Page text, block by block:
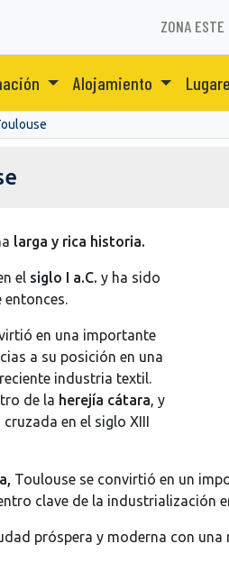
ZONA ESTE
Alojamiento
larga y rica historia.
el siglo I a.C. y ha sido
entonces.
en una importante
a su posición en una
industria textil.
de la herejía cátara, y
en el siglo XIII
Toulouse se convirtió en un
clave de la industrialización
próspera y moderna con